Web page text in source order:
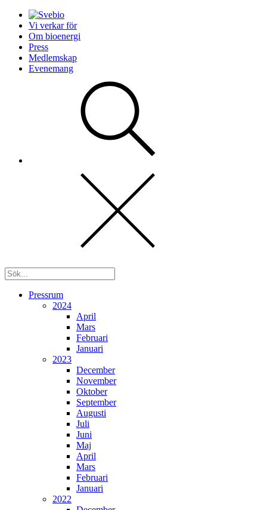
Vi verkar för
Om bioenergi
Press
Medlemskap
Evenemang
Pressrum
2024
April
Mars
Februari
Januari
2023
December
November
Oktober
September
Augusti
Juli
Juni
Maj
April
Mars
Februari
Januari
2022